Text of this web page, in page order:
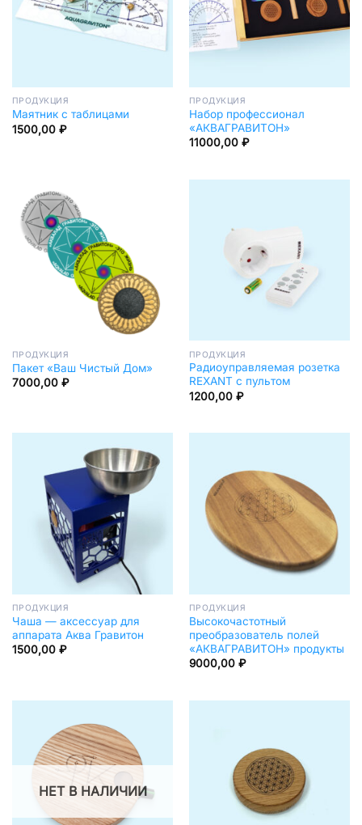
ПРОДУКЦИЯ
Маятник с таблицами
1500,00 ₽
ПРОДУКЦИЯ
Набор профессионал
«АКВАГРАВИТОН»
11000,00 ₽
ПРОДУКЦИЯ
Пакет «Ваш Чистый Дом»
7000,00 ₽
ПРОДУКЦИЯ
Радиоуправляемая розетка
REXANT c пультом
1200,00 ₽
ПРОДУКЦИЯ
Чаша — аксессуар для
аппарата Аква Гравитон
1500,00 ₽
ПРОДУКЦИЯ
Высокочастотный
преобразователь полей
«АКВАГРАВИТОН» продукты
9000,00 ₽
НЕТ В НАЛИЧИИ